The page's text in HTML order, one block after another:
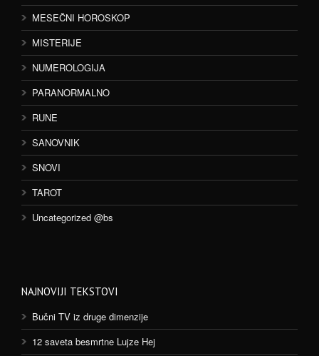
MESEČNI HOROSKOP
MISTERIJE
NUMEROLOGIJA
PARANORMALNO
RUNE
SANOVNIK
SNOVI
TAROT
Uncategorized @bs
NAJNOVIJI TEKSTOVI
Bučni TV iz druge dimenzije
12 saveta besmrtne Lujze Hej